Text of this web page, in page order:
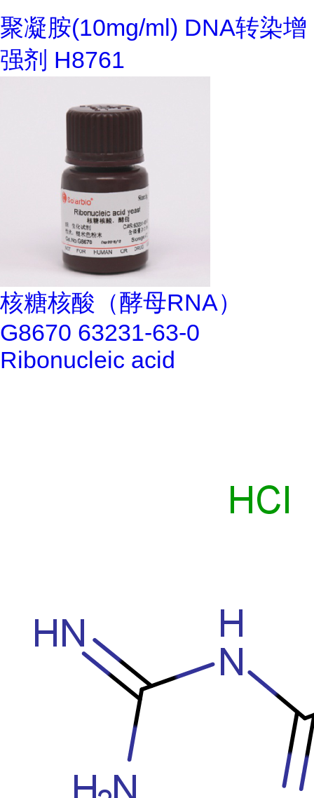
聚凝胺(10mg/ml) DNA转染增
强剂 H8761
核糖核酸（酵母RNA）
G8670 63231-63-0
Ribonucleic acid